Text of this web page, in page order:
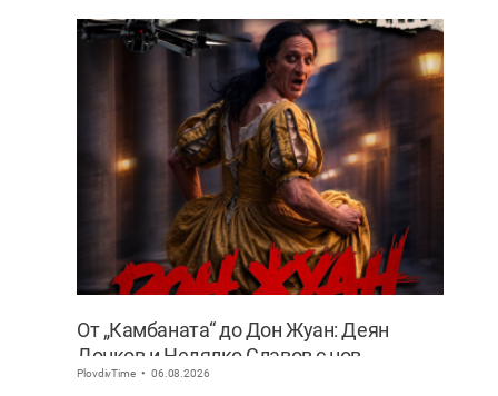
От „Камбаната“ до Дон Жуан: Деян
Донков и Недялко Славов с нов
съвместен проект в Пловдив
PlovdivTime 06.08.2026